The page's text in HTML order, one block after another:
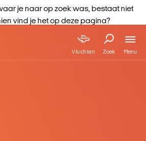
Vluchten Zoek Menu
je naar op zoek was, bestaat niet
vind je het op deze pagina?